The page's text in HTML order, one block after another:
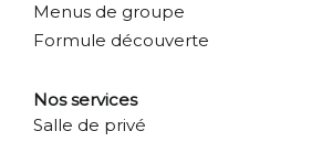
Menus de groupe
Formule découverte
Nos services
Salle de privé